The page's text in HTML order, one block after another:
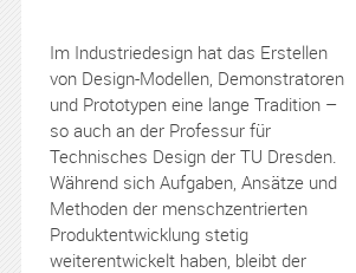
Im Industriedesign hat das Erstellen
von Design-Modellen, Demonstratoren
und Prototypen eine lange Tradition –
so auch an der Professur für
Technisches Design der TU Dresden.
Während sich Aufgaben, Ansätze und
Methoden der menschzentrierten
Produktentwicklung stetig
weiterentwickelt haben, bleibt der